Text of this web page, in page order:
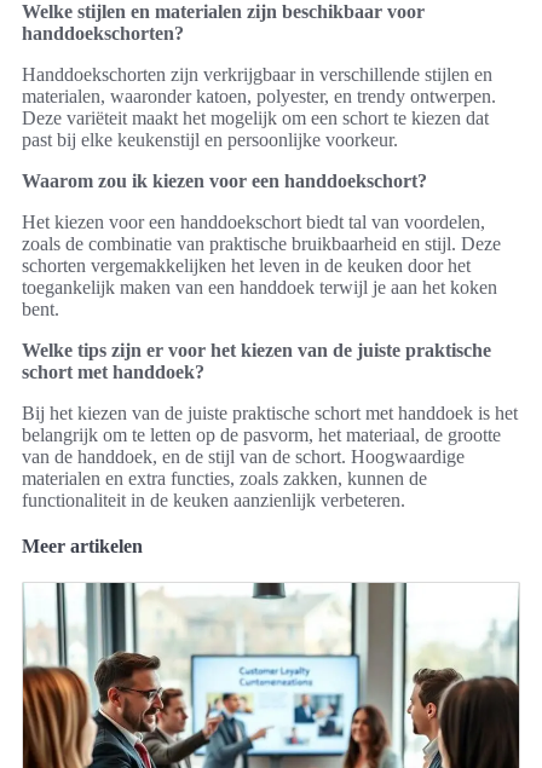
Welke stijlen en materialen zijn beschikbaar voor
handdoekschorten?
Handdoekschorten zijn verkrijgbaar in verschillende stijlen en
materialen, waaronder katoen, polyester, en trendy ontwerpen.
Deze variëteit maakt het mogelijk om een schort te kiezen dat
past bij elke keukenstijl en persoonlijke voorkeur.
Waarom zou ik kiezen voor een handdoekschort?
Het kiezen voor een handdoekschort biedt tal van voordelen,
zoals de combinatie van praktische bruikbaarheid en stijl. Deze
schorten vergemakkelijken het leven in de keuken door het
toegankelijk maken van een handdoek terwijl je aan het koken
bent.
Welke tips zijn er voor het kiezen van de juiste praktische
schort met handdoek?
Bij het kiezen van de juiste praktische schort met handdoek is het
belangrijk om te letten op de pasvorm, het materiaal, de grootte
van de handdoek, en de stijl van de schort. Hoogwaardige
materialen en extra functies, zoals zakken, kunnen de
functionaliteit in de keuken aanzienlijk verbeteren.
Meer artikelen